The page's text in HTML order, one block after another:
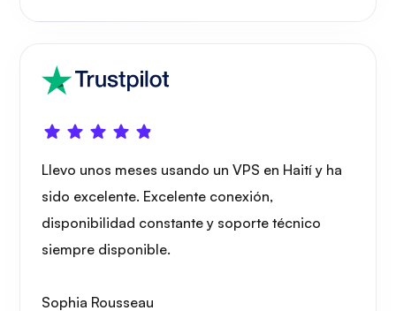
Playtube
Portainer
Llevo unos meses usando un VPS en Haití y ha
sido excelente. Excelente conexión,
disponibilidad constante y soporte técnico
siempre disponible.
Sophia Rousseau